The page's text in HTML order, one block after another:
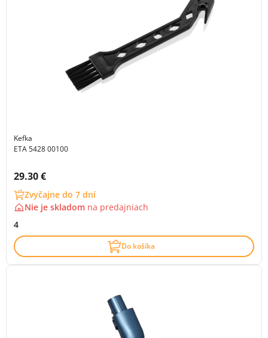
Kefka
ETA 5428 00100
Cena s DPH:
29.30 €
Zvyčajne do 7 dní
Nie je skladom na predajniach
4
Do košíka